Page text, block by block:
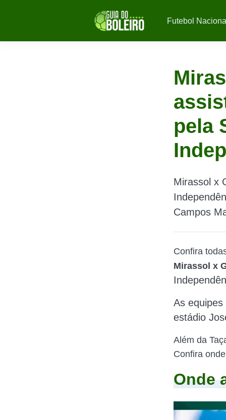
Futebol
pela
Mirassol x
Campos
Confira
Mirassol x
As
estádio
Além da
Confira
Onde